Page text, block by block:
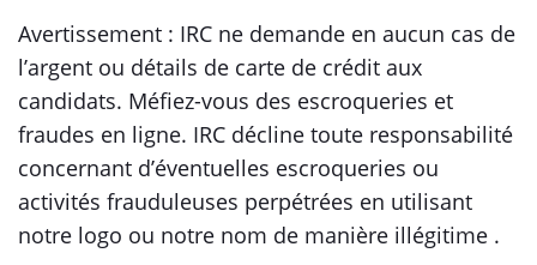
Avertissement : IRC ne demande en aucun cas de
l’argent ou détails de carte de crédit aux
candidats. Méfiez-vous des escroqueries et
fraudes en ligne. IRC décline toute responsabilité
concernant d’éventuelles escroqueries ou
activités frauduleuses perpétrées en utilisant
notre logo ou notre nom de manière illégitime .